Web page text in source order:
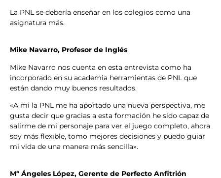
La PNL se debería enseñar en los colegios como una
asignatura más.
Mike Navarro, Profesor de Inglés
Mike Navarro nos cuenta en esta entrevista como ha
incorporado en su academia herramientas de PNL que
están dando muy buenos resultados.
«A mi la PNL me ha aportado una nueva perspectiva, me
gusta decir que gracias a esta formación he sido capaz de
salirme de mi personaje para ver el juego completo, ahora
soy más flexible, tomo mejores decisiones y puedo guiar
mi vida de una manera más sencilla».
Mª Ángeles López, Gerente de Perfecto Anfitrión